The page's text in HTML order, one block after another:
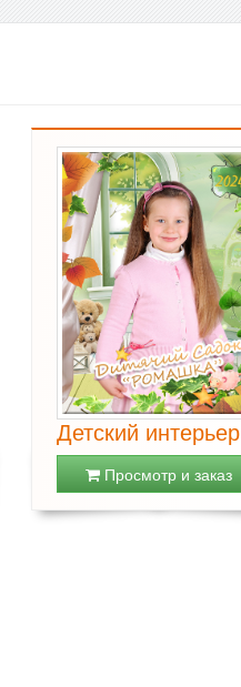
Детский интерьер
Просмотр и заказ